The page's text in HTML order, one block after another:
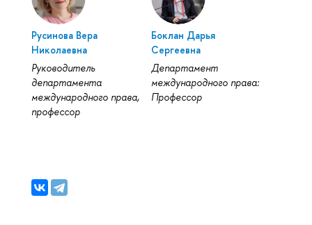
Русинова Вера
Николаевна
Руководитель
департамента
международного права,
профессор
Боклан Дарья
Сергеевна
Департамент
международного права:
Профессор